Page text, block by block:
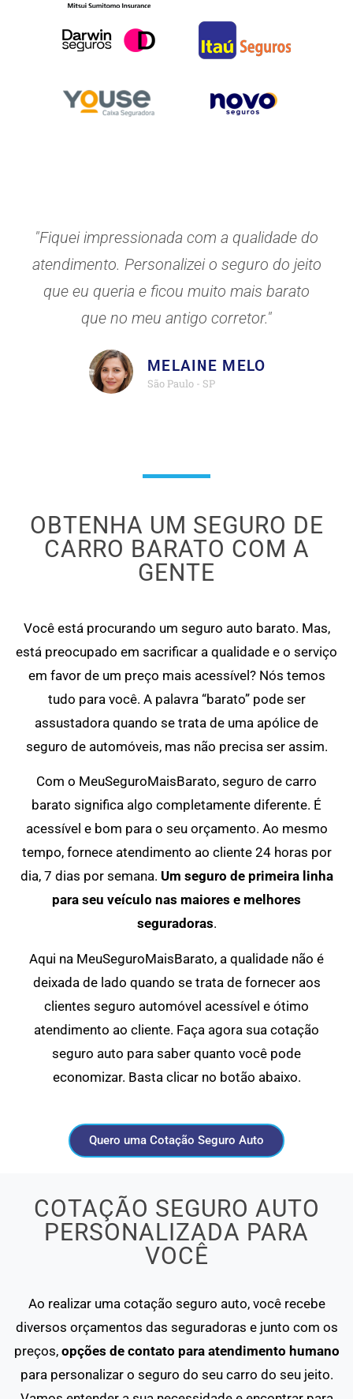
"Fiquei impressionada com a qualidade do
atendimento. Personalizei o seguro do jeito
que eu queria e ficou muito mais barato
que no meu antigo corretor."
MELAINE MELO
São Paulo - SP
OBTENHA UM SEGURO DE
CARRO BARATO COM A
GENTE
Você está procurando um seguro auto barato. Mas,
está preocupado em sacrificar a qualidade e o serviço
em favor de um preço mais acessível? Nós temos
tudo para você. A palavra “barato” pode ser
assustadora quando se trata de uma apólice de
seguro de automóveis, mas não precisa ser assim.
Com o MeuSeguroMaisBarato, seguro de carro
barato significa algo completamente diferente. É
acessível e bom para o seu orçamento. Ao mesmo
tempo, fornece atendimento ao cliente 24 horas por
dia, 7 dias por semana. Um seguro de primeira linha
para seu veículo nas maiores e melhores
seguradoras.
Aqui na MeuSeguroMaisBarato, a qualidade não é
deixada de lado quando se trata de fornecer aos
clientes seguro automóvel acessível e ótimo
atendimento ao cliente. Faça agora sua cotação
seguro auto para saber quanto você pode
economizar. Basta clicar no botão abaixo.
Quero uma Cotação Seguro Auto
COTAÇÃO SEGURO AUTO
PERSONALIZADA PARA
VOCÊ
Ao realizar uma cotação seguro auto, você recebe
diversos orçamentos das seguradoras e junto com os
preços, opções de contato para atendimento humano
para personalizar o seguro do seu carro do seu jeito.